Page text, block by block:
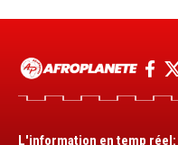
L'information en temp réel: